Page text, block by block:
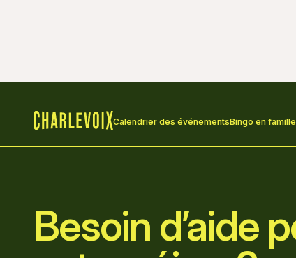
Calendrier des événementsBingo en
Besoin d’aide